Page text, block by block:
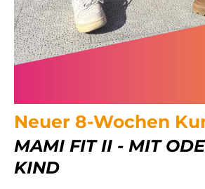
Neuer 8-Wochen
MAMI FIT II - MIT
KIND